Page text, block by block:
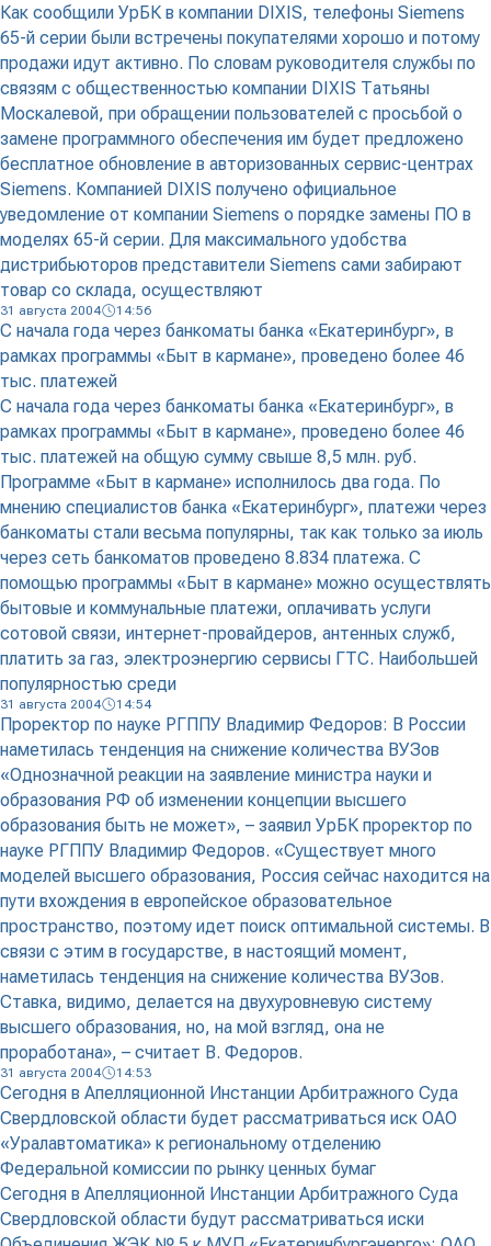
Как сообщили УрБК в компании DIXIS, телефоны Siemens
65-й серии были встречены покупателями хорошо и потому
продажи идут активно. По словам руководителя службы по
связям с общественностью компании DIXIS Татьяны
Москалевой, при обращении пользователей с просьбой о
замене программного обеспечения им будет предложено
бесплатное обновление в авторизованных сервис-центрах
Siemens. Компанией DIXIS получено официальное
уведомление от компании Siemens о порядке замены ПО в
моделях 65-й серии. Для максимального удобства
дистрибьюторов представители Siemens сами забирают
товар со склада, осуществляют
31 августа 2004 14:56
C начала года через банкоматы банка «Екатеринбург», в
рамках программы «Быт в кармане», проведено более 46
тыс. платежей
C начала года через банкоматы банка «Екатеринбург», в
рамках программы «Быт в кармане», проведено более 46
тыс. платежей на общую сумму свыше 8,5 млн. руб.
Программе «Быт в кармане» исполнилось два года. По
мнению специалистов банка «Екатеринбург», платежи через
банкоматы стали весьма популярны, так как только за июль
через сеть банкоматов проведено 8.834 платежа. С
помощью программы «Быт в кармане» можно осуществлять
бытовые и коммунальные платежи, оплачивать услуги
сотовой связи, интернет-провайдеров, антенных служб,
платить за газ, электроэнергию сервисы ГТС. Наибольшей
популярностью среди
31 августа 2004 14:54
Проректор по науке РГППУ Владимир Федоров: В России
наметилась тенденция на снижение количества ВУЗов
«Однозначной реакции на заявление министра науки и
образования РФ об изменении концепции высшего
образования быть не может», – заявил УрБК проректор по
науке РГППУ Владимир Федоров. «Существует много
моделей высшего образования, Россия сейчас находится на
пути вхождения в европейское образовательное
пространство, поэтому идет поиск оптимальной системы. В
связи с этим в государстве, в настоящий момент,
наметилась тенденция на снижение количества ВУЗов.
Ставка, видимо, делается на двухуровневую систему
высшего образования, но, на мой взгляд, она не
проработана», – считает В. Федоров.
31 августа 2004 14:53
Сегодня в Апелляционной Инстанции Арбитражного Суда
Свердловской области будет рассматриваться иск ОАО
«Уралавтоматика» к региональному отделению
Федеральной комиссии по рынку ценных бумаг
Сегодня в Апелляционной Инстанции Арбитражного Суда
Свердловской области будут рассматриваться иски